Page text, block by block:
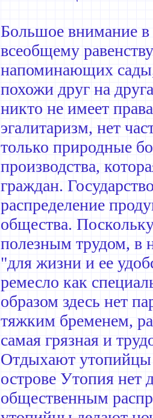
Большое внимание в
всеобщему
напоминающих
похожи друг на
никто не имеет
эгалитаризм, нет
только природные
производства,
граждан.
распределение
общества.
полезным трудом, в
"для жизни и ее
ремесло как
образом здесь нет
тяжким бременем,
самая грязная и
Отдыхают утопийцы
острове Утопия нет
общественным